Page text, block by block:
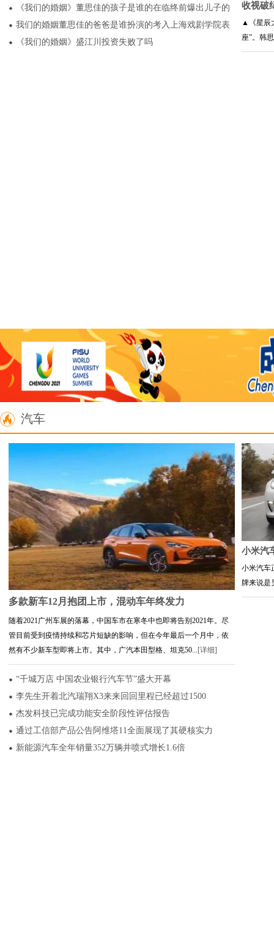
《我们的婚姻》董思佳的孩子是谁的在临终前爆出儿子的
我们的婚姻董思佳的爸爸是谁扮演的考入上海戏剧学院表
《我们的婚姻》盛江川投资失败了吗
收视破
▲《星辰
座”。韩
汽车
多款新车12月抱团上市，混动车年终发力
随着2021广州车展的落幕，中国车市在寒冬中也即将告别2021年。尽
管目前受到疫情持续和芯片短缺的影响，但在今年最后一个月中，依
然有不少新车型即将上市。其中，广汽本田型格、坦克50... [详细]
“千城万店 中国农业银行汽车节”盛大开幕
李先生开着北汽瑞翔X3来来回回里程已经超过1500
杰发科技已完成功能安全阶段性评估报告
通过工信部产品公告阿维塔11全面展现了其硬核实力
新能源汽车全年销量352万辆井喷式增长1.6倍
小米汽
小米汽车
牌来说是